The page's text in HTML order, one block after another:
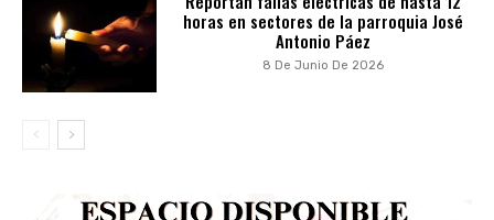
horas en sectores de la parroquia José
Antonio Páez
8 De Junio De 2026